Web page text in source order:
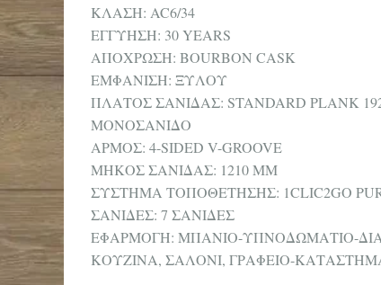
ΚΛΑΣΗ: AC6/34
ΕΓΓΥΗΣΗ: 30 YEARS
ΑΠΟΧΡΩΣΗ: BOURBON CASK
ΕΜΦΑΝΙΣΗ: ΞΥΛΟΥ
ΠΛΑΤΟΣ ΣΑΝΙΔΑΣ: STANDARD PLANK
ΜΟΝΟΣΑΝΙΔΟ
ΑΡΜΟΣ: 4-SIDED V-GROOVE
ΜΗΚΟΣ ΣΑΝΙΔΑΣ: 1210 MM
ΣΥΣΤΗΜΑ ΤΟΠΟΘΕΤΗΣΗΣ: 1CLIC2GO
ΣΑΝΙΔΕΣ: 7 ΣΑΝΙΔΕΣ
ΕΦΑΡΜΟΓΗ: ΜΠΑΝΙΟ-ΥΠΝΟΔΩΜΑΤΙΟ-
ΚΟΥΖΙΝΑ, ΣΑΛΟΝΙ, ΓΡΑΦΕΙΟ-